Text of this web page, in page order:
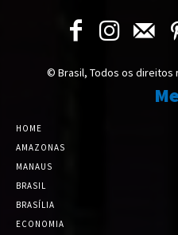
© Brasil, Todos os direitos
HOME
AMAZONAS
MANAUS
BRASIL
BRASÍLIA
ECONOMIA